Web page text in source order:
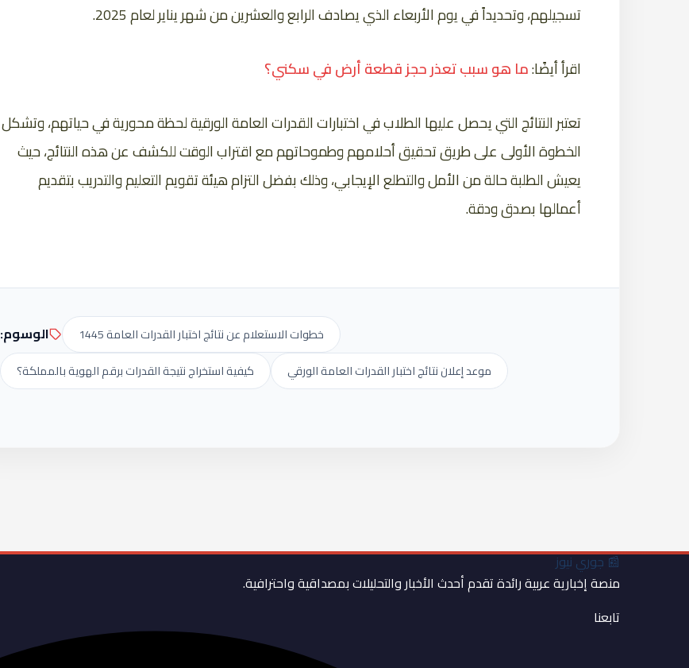
تسجيلهم، وتحديداً في يوم الأربعاء الذي يصادف الرابع والعشرين من شهر يناير لعام 2025.
اقرأ أيضًا:ما هو سبب تعذر حجز قطعة أرض في سكني؟
تعتبر النتائج التي يحصل عليها الطلاب في اختبارات القدرات العامة الورقية لحظة محورية في حياتهم، وتشكل
الخطوة الأولى على طريق تحقيق أحلامهم وطموحاتهم مع اقتراب الوقت للكشف عن هذه النتائج، حيث
يعيش الطلبة حالة من الأمل والتطلع الإيجابي، وذلك بفضل التزام هيئة تقويم التعليم والتدريب بتقديم
أعمالها بصدق ودقة.
الوسوم:
خطوات الاستعلام عن نتائج اختبار القدرات العامة 1445
كيفية استخراج نتيجة القدرات برقم الهوية بالمملكة؟
موعد إعلان نتائج اختبار القدرات العامة الورقي
📰جوري نيوز
منصة إخبارية عربية رائدة تقدم أحدث الأخبار والتحليلات بمصداقية واحترافية.
تابعنا